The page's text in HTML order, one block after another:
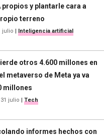
propios y plantarle cara a
terreno
julio | Inteligencia artificial
otros 4.600 millones en
metaverso de Meta ya va
millones
31 julio | Tech
informes hechos con